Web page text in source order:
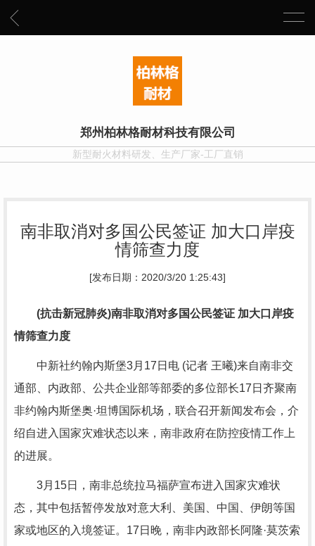
郑州柏林格耐材科技有限公司
新型耐火材料研发、生产厂家-工厂直销
南非取消对多国公民签证 加大口岸疫
情筛查力度
[发布日期：2020/3/20 1:25:43]
(抗击新冠肺炎)南非取消对多国公民签证 加大口岸疫
情筛查力度
中新社约翰内斯堡3月17日电 (记者 王曦)来自南非交
通部、内政部、公共企业部等部委的多位部长17日齐聚南
非约翰内斯堡奥·坦博国际机场，联合召开新闻发布会，介
绍自进入国家灾难状态以来，南非政府在防控疫情工作上
的进展。
3月15日，南非总统拉马福萨宣布进入国家灾难状
态，其中包括暂停发放对意大利、美国、中国、伊朗等国
家或地区的入境签证。17日晚，南非内政部长阿隆·莫茨索